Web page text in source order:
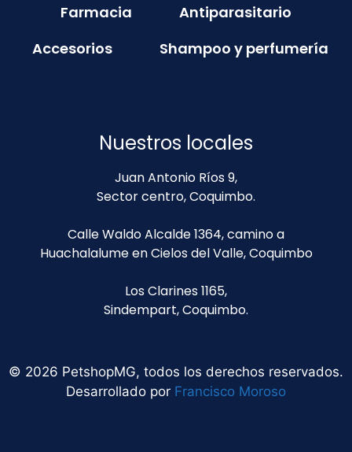
Farmacia
Antiparasitario
Accesorios
Shampoo y perfumería
Nuestros locales
Juan Antonio Ríos 9,
Sector centro, Coquimbo.
Calle Waldo Alcalde 1364, camino a
Huachalalume en Cielos del Valle, Coquimbo
Los Clarines 1165,
Sindempart, Coquimbo.
© 2026 PetshopMG, todos los derechos reservados.
Desarrollado por Francisco Moroso